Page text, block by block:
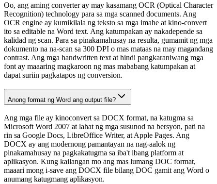
Oo, ang aming converter ay may kasamang OCR (Optical Character
Recognition) technology para sa mga scanned documents. Ang
OCR engine ay kumikilala ng teksto sa mga imahe at kino-convert
ito sa editable na Word text. Ang katumpakan ay nakadepende sa
kalidad ng scan. Para sa pinakamahusay na resulta, gumamit ng mga
dokumento na na-scan sa 300 DPI o mas mataas na may magandang
contrast. Ang mga handwritten text at hindi pangkaraniwang mga
font ay maaaring magkaroon ng mas mababang katumpakan at
dapat suriin pagkatapos ng conversion.
Anong format ng Word ang output file?
Ang mga file ay kinoconvert sa DOCX format, na katugma sa
Microsoft Word 2007 at lahat ng mga susunod na bersyon, pati na
rin sa Google Docs, LibreOffice Writer, at Apple Pages. Ang
DOCX ay ang modernong pamantayan na nag-aalok ng
pinakamahusay na pagkakatugma sa iba't ibang platform at
aplikasyon. Kung kailangan mo ang mas lumang DOC format,
maaari mong i-save ang DOCX file bilang DOC gamit ang Word o
anumang katugmang aplikasyon.